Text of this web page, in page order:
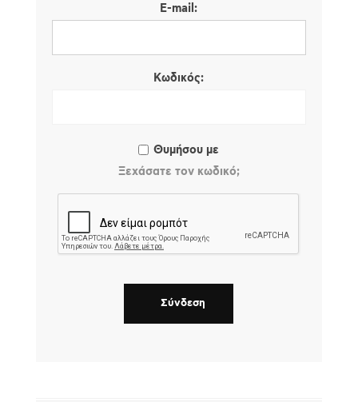
E-mail:
Κωδικός:
Θυμήσου με
Ξεχάσατε τον κωδικό;